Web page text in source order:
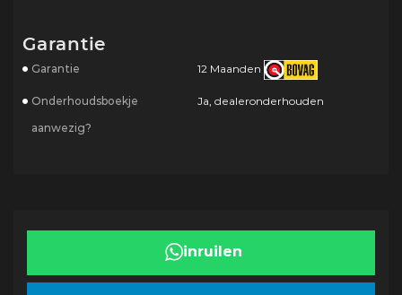
Garantie
Garantie 12 Maanden
Onderhoudsboekje
aanwezig?
Ja, dealeronderhouden
inruilen